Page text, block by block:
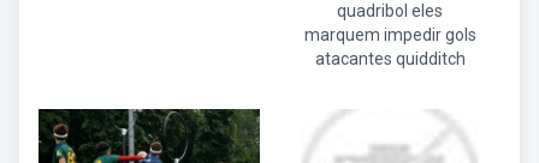
quadribol eles
marquem impedir gols
atacantes quidditch